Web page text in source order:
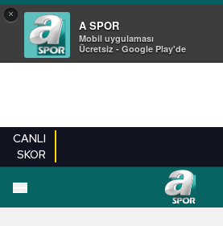
×
A SPOR
Mobil uygulaması
Ücretsiz - Google Play'de
CANLI
SKOR